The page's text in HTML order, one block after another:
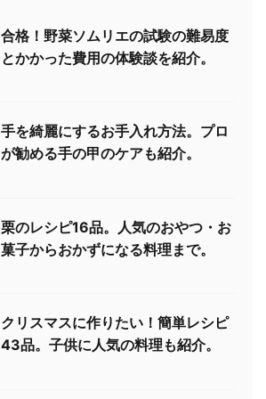
合格！野菜ソムリエの試験の難易度
とかかった費用の体験談を紹介。
手を綺麗にするお手入れ方法。プロ
が勧める手の甲のケアも紹介。
栗のレシピ16品。人気のおやつ・お
菓子からおかずになる料理まで。
クリスマスに作りたい！簡単レシピ
43品。子供に人気の料理も紹介。